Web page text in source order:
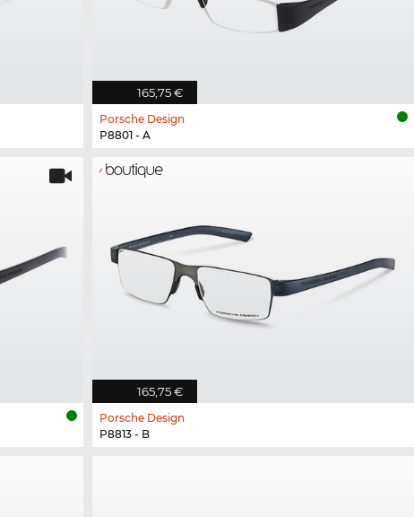
165,75 €
Porsche Design
P8801 - A
165,75 €
Porsche Design
P8813 - B